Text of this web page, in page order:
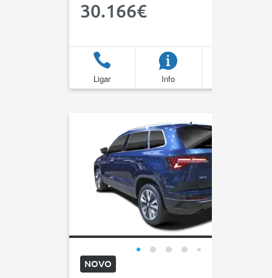
30.166€
Ligar Info
NOVO